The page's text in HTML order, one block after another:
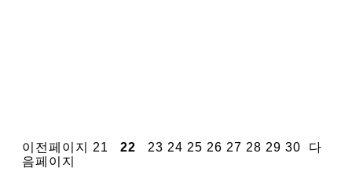
이전페이지 21 22 23 24 25 26 27 28 29 30
다
음페이지